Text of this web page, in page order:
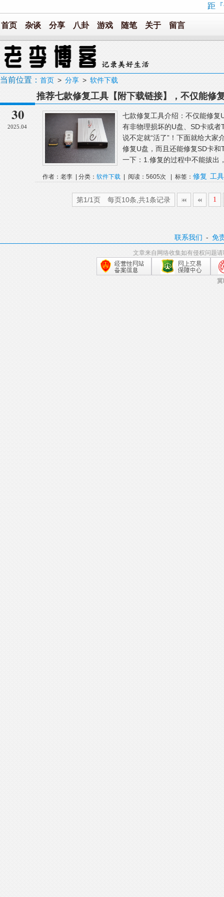
距
首页 杂谈 分享 八卦 游戏 随笔 关于 留言
当前位置： 首页 > 分享 > 软件下载
30
2025.04
推荐七款修复工具【附下载链接】，不仅能修
卡
七款修复工具介绍：不仅能修
有非物理损坏的U盘、SD卡或
说不定就“活了”！下面就给大家
修复U盘，而且还能修复SD卡
一下：1.修复的过程中不能拔出
作者：老李 | 分类： 软件下载 | 阅读：5605次 | 标签： 修复 工具
第1/1页 每页10条,共1条记录 1
联系我们 -免
文章来自网络收集如有侵权问题